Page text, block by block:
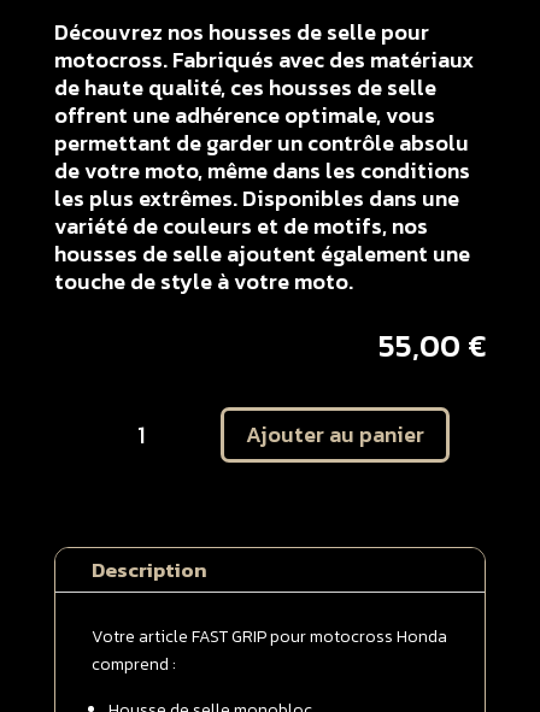
Découvrez nos housses de selle pour
motocross. Fabriqués avec des matériaux
de haute qualité, ces housses de selle
offrent une adhérence optimale, vous
permettant de garder un contrôle absolu
de votre moto, même dans les conditions
les plus extrêmes. Disponibles dans une
variété de couleurs et de motifs, nos
housses de selle ajoutent également une
touche de style à votre moto.
55,00 €
Monobloc
Honda
CRF
2022
Ajouter au panier
Description
Votre article FAST GRIP pour motocross Honda
comprend :